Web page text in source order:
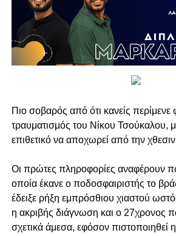
Πιο σοβαρός από ότι κανείς περίμενε
τραυματισμός του Νίκου Τσούκαλου,
επιθετικό να αποχωρεί από την
Οι πρώτες πληροφορίες αναφέρουν
οποία έκανε ο ποδοσφαιριστής το
έδειξε ρήξη εμπρόσθιου χιαστού
η ακριβής διάγνωση και ο 27χρονος
σχετικά άμεσα, εφόσον πιστοποιηθεί